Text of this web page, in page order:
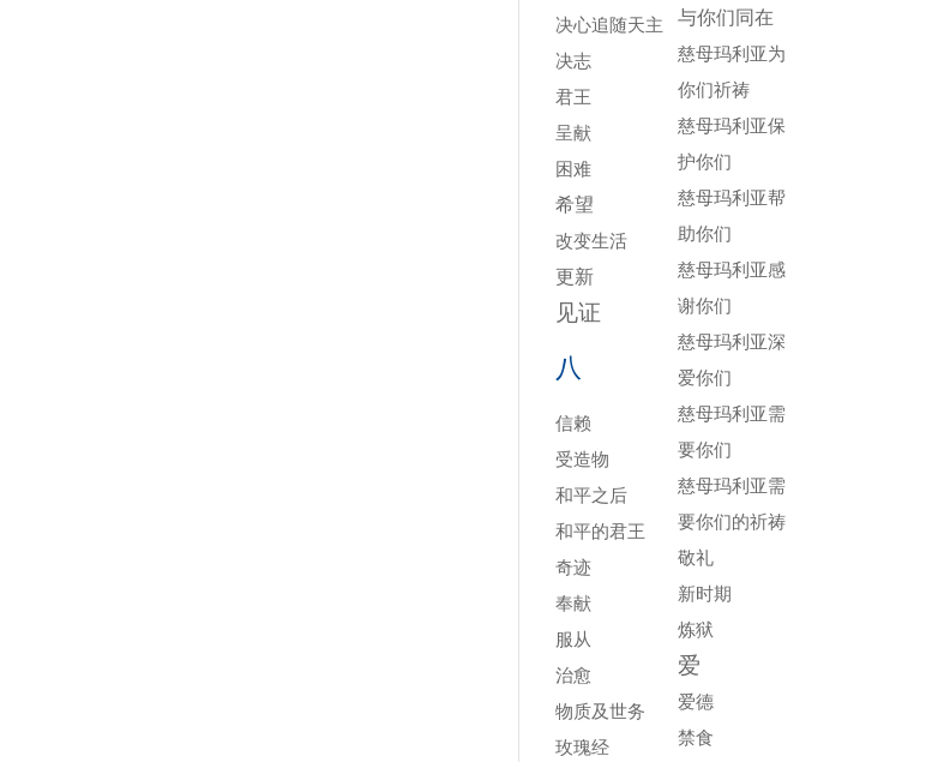
决心追随天主
决志
君王
呈献
困难
希望
改变生活
更新
见证
八
信赖
受造物
和平之后
和平的君王
奇迹
奉献
服从
治愈
物质及世务
玫瑰经
与你们同在
慈母玛利亚为
你们祈祷
慈母玛利亚保
护你们
慈母玛利亚帮
助你们
慈母玛利亚感
谢你们
慈母玛利亚深
爱你们
慈母玛利亚需
要你们
慈母玛利亚需
要你们的祈祷
敬礼
新时期
炼狱
爱
爱德
禁食